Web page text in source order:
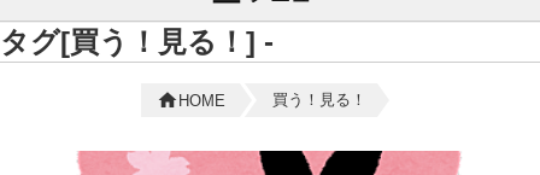
タグ[買う！見る！] -
HOME 買う！見る！